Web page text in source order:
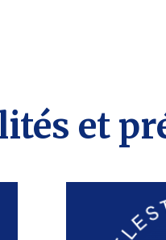
et